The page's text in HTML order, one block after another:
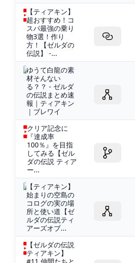
【ティアキン】
超おすすめ！コ
スパ最強の乗り
物3選！作り
方！【ゼルダの
伝説】 -...
ゆうて白龍の素
材そんない
る？？ - ゼルダ
の伝説まとめ速
報｜ティアキン
｜ブレワイ
クリア記念に
『達成率
100％』を目指
してみる【ゼル
ダの伝説 ティア
ー...
【ティアキン】
始まりの空島の
コログの実の場
所と使い道【ゼ
ルダの伝説ティ
アーズオブ...
【ゼルダの伝説
ティアキン】
#11 仲間たちと